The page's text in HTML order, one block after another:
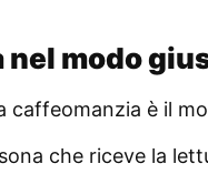
nel modo
caffeomanzia è il
che riceve la